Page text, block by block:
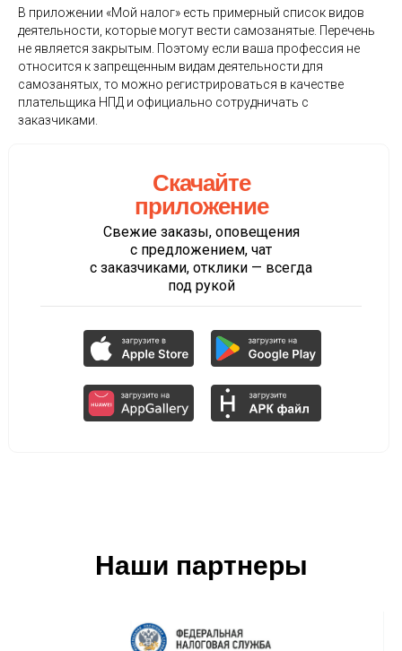
В приложении «Мой налог» есть примерный список видов
деятельности, которые могут вести самозанятые. Перечень
не является закрытым. Поэтому если ваша профессия не
относится к запрещенным видам деятельности для
самозанятых, то можно регистрироваться в качестве
плательщика НПД и официально сотрудничать с
заказчиками.
Скачайте
приложение
Свежие заказы, оповещения
с предложением, чат
с заказчиками, отклики — всегда
под рукой
Наши партнеры